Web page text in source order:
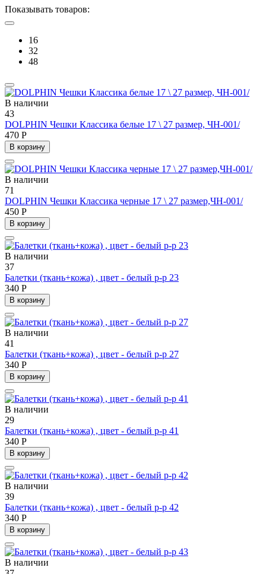
Показывать товаров:
16
32
48
В наличии
43
DOLPHIN Чешки Классика белые 17 \ 27 размер, ЧН-001/
470 Р
В корзину
В наличии
71
DOLPHIN Чешки Классика черные 17 \ 27 размер,ЧН-001/
450 Р
В корзину
В наличии
37
Балетки (ткань+кожа) , цвет - белый р-р 23
340 Р
В корзину
В наличии
41
Балетки (ткань+кожа) , цвет - белый р-р 27
340 Р
В корзину
В наличии
29
Балетки (ткань+кожа) , цвет - белый р-р 41
340 Р
В корзину
В наличии
39
Балетки (ткань+кожа) , цвет - белый р-р 42
340 Р
В корзину
В наличии